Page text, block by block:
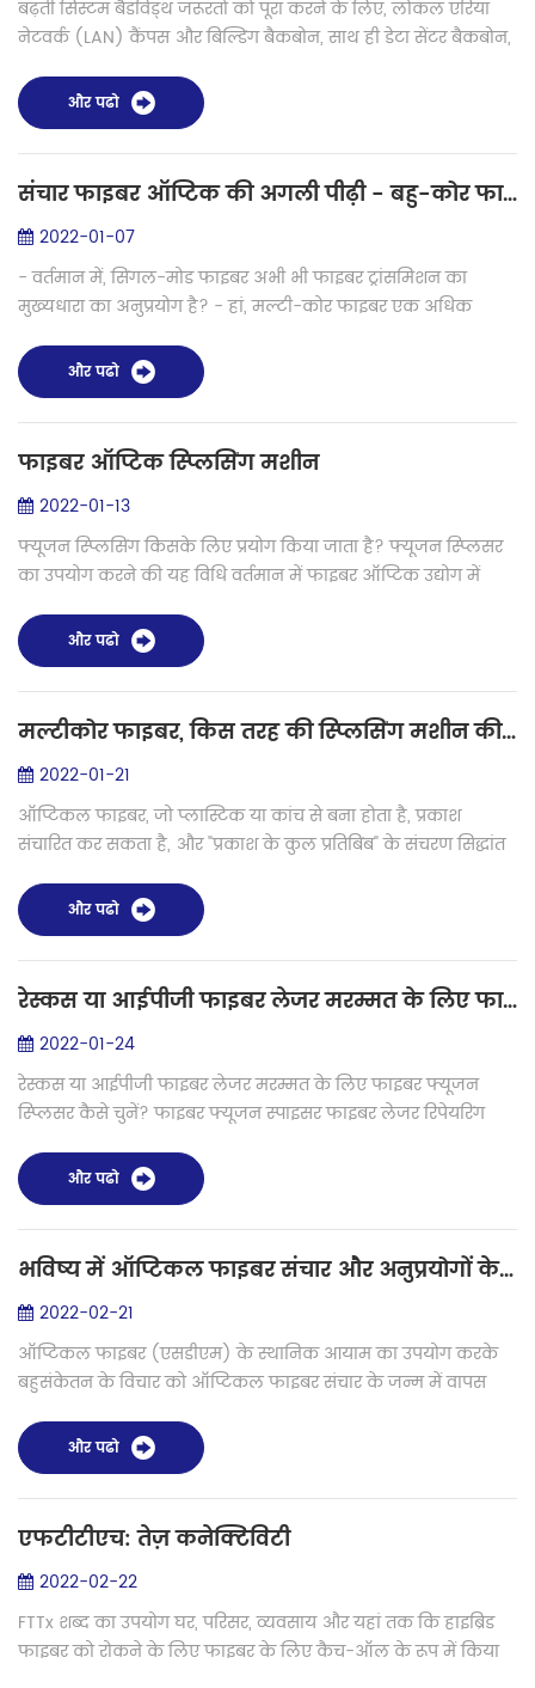
बढ़ती सिस्टम बैंडविड्थ जरूरतों को पूरा करने के लिए, लोकल एरिया
नेटवर्क (LAN) कैंपस और बिल्डिंग बैकबोन, साथ ही डेटा सेंटर बैकबोन,
फाइबर ऑप्टिक के...
और पढो
संचार फाइबर ऑप्टिक की अगली पीढ़ी - बहु-कोर फाइबर स्प्लिसिंग के लिए सर्वोत्तम समाधान कैसे प्राप्त करें
2022-01-07
- वर्तमान में, सिंगल-मोड फाइबर अभी भी फाइबर ट्रांसमिशन का
मुख्यधारा का अनुप्रयोग है? - हां, मल्टी-कोर फाइबर एक अधिक
में नहीं है...और पढो
फाइबर ऑप्टिक स्प्लिसिंग मशीन
2022-01-13
फ्यूजन स्प्लिसिंग किसके लिए प्रयोग किया जाता है? फ्यूजन स्प्लिसर
का उपयोग करने की यह विधि वर्तमान में फाइबर ऑप्टिक उद्योग में
संदेह नहीं ह...
और पढो
मल्टीकोर फाइबर, किस तरह की स्प्लिसिंग मशीन की जरूरत है?
2022-01-21
ऑप्टिकल फाइबर, जो प्लास्टिक या कांच से बना होता है, प्रकाश
संचारित कर सकता है, और "प्रकाश के कुल प्रतिबिंब" के संचरण सिद्धांत
विद्युत चु...और पढो
रेस्कस या आईपीजी फाइबर लेजर मरम्मत के लिए फाइबर फ्यूजन स्प्लिसर कैसे चुनें?
2022-01-24
रेस्कस या आईपीजी फाइबर लेजर मरम्मत के लिए फाइबर फ्यूजन
स्प्लिसर कैसे चुनें? फाइबर फ्यूजन स्पाइसर फाइबर लेजर रिपेयरिंग
जाता है, तो हमें ...
और पढो
भविष्य में ऑप्टिकल फाइबर संचार और अनुप्रयोगों के लिए स्पेस-डिवीजन मल्टीप्लेक्सिंग
2022-02-21
ऑप्टिकल फाइबर (एसडीएम) के स्थानिक आयाम का उपयोग करके
बहुसंकेतन के विचार को ऑप्टिकल फाइबर संचार के जन्म में वापस
पर आधारित WDM ट्रांसमिशन सिस्...
और पढो
एफटीटीएच: तेज़ कनेक्टिविटी
2022-02-22
FTTx शब्द का उपयोग घर, परिसर, व्यवसाय और यहां तक ​​कि हाइब्रिड
फाइबर को रोकने के लिए फाइबर के लिए कैच-ऑल के रूप में किया